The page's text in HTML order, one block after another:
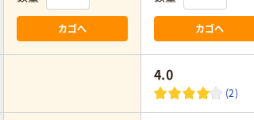
カゴへ カゴへ
4.0
(2)